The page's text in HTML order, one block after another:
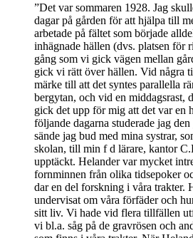
”Det var sommaren 1928. Jag
dagar på gården för att hjälpa till
arbetade på fältet som började
inhägnade hällen (dvs. platsen för
gång som vi gick vägen mellan
gick vi rätt över hällen. Vid några
märke till att det syntes parallella
bergytan, och vid en middagsrast,
gick det upp för mig att det var en
följande dagarna studerade jag
sände jag bud med mina systrar,
skolan, till min f d lärare, kantor
upptäckt. Helander var mycket
fornminnen från olika tidsepoker
dar en del forskning i våra trakter.
undervisat om våra förfäder och
sitt liv. Vi hade vid flera tillfällen
vi bl.a. såg på de gravrösen och